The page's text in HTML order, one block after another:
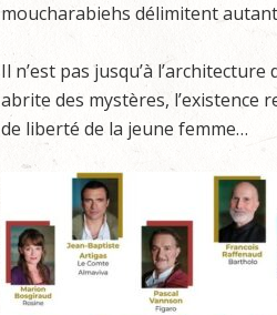
moucharabiehs délimitent
Il n’est pas jusqu’à
abrite des mystères, l’existence
de liberté de la jeune femme…